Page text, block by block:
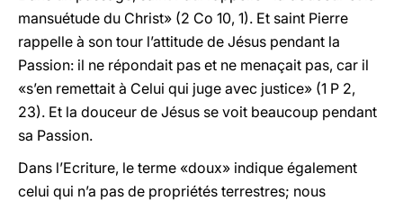
mansuétude du Christ» (2 Co 10, 1). Et saint Pierre
rappelle à son tour l’attitude de Jésus pendant la
Passion: il ne répondait pas et ne menaçait pas, car il
«s’en remettait à Celui qui juge avec justice» (1 P 2,
23). Et la douceur de Jésus se voit beaucoup pendant
sa Passion.
Dans l’Ecriture, le terme «doux» indique également
celui qui n’a pas de propriétés terrestres; nous